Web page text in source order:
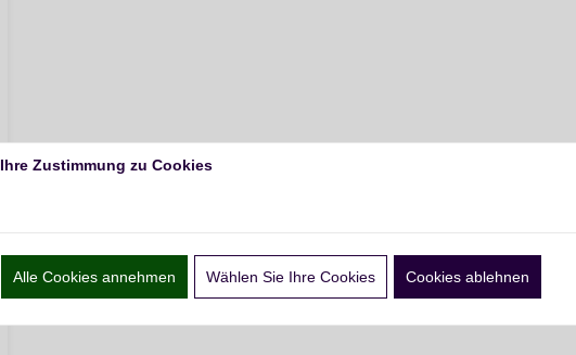
Ihre Zustimmung zu Cookies
Alle Cookies annehmen Wählen Sie Ihre Cookies Cookies ablehnen